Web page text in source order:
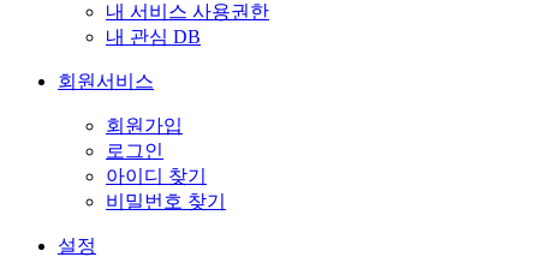
내 서비스 사용권한
내 관심 DB
회원서비스
회원가입
로그인
아이디 찾기
비밀번호 찾기
설정